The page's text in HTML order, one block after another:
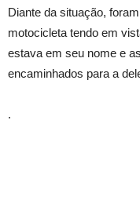
Diante da situação,
motocicleta tendo em
estava em seu nome e
encaminhados para a
.